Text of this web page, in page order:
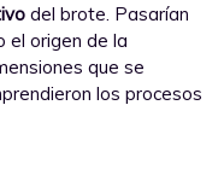
del brote. Pasarían
el origen de la
que se
los procesos